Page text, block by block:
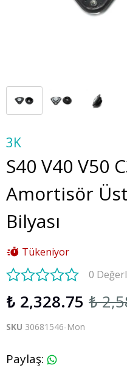
3K
S40 V40 V50
Amortisör
Bilyası
Tükeniyor
0
₺ 2,328.75 ₺
SKU 30681546-Mon
Paylaş: